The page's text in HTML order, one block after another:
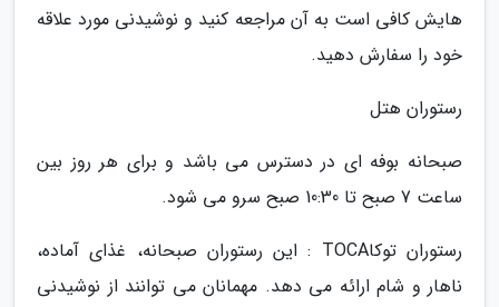
هایش کافی است به آن مراجعه کنید و نوشیدنی مورد علاقه
خود را سفارش دهید.
رستوران هتل
صبحانه بوفه ای در دسترس می باشد و برای هر روز بین
ساعت 7 صبح تا 10:30 صبح سرو می شود.
رستوران توکاTOCA : این رستوران صبحانه، غذای آماده،
ناهار و شام ارائه می دهد. مهمانان می توانند از نوشیدنی